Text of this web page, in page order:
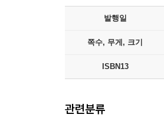
발행일
쪽수, 무게, 크기
ISBN13
관련분류